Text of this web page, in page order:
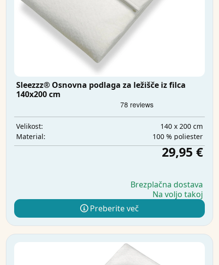
Sleezzz® Osnovna podlaga za ležišče iz filca
140x200 cm
Velikost:
140 x 200 cm
Material:
100 % poliester
29,95 €
Brezplačna dostava
Na voljo takoj
Preberite več